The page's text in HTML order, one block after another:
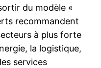
du modèle «
recommandent
à plus forte
la logistique,
services